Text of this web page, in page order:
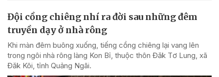
Đội cồng chiêng nhí ra đời sau những đêm
truyền dạy ở nhà rông
Khi màn đêm buông xuống, tiếng cồng chiêng lại vang lên
trong ngôi nhà rông làng Kon Bỉ, thuộc thôn Đăk Tơ Lung, xã
Đăk Kôi, tỉnh Quảng Ngãi.